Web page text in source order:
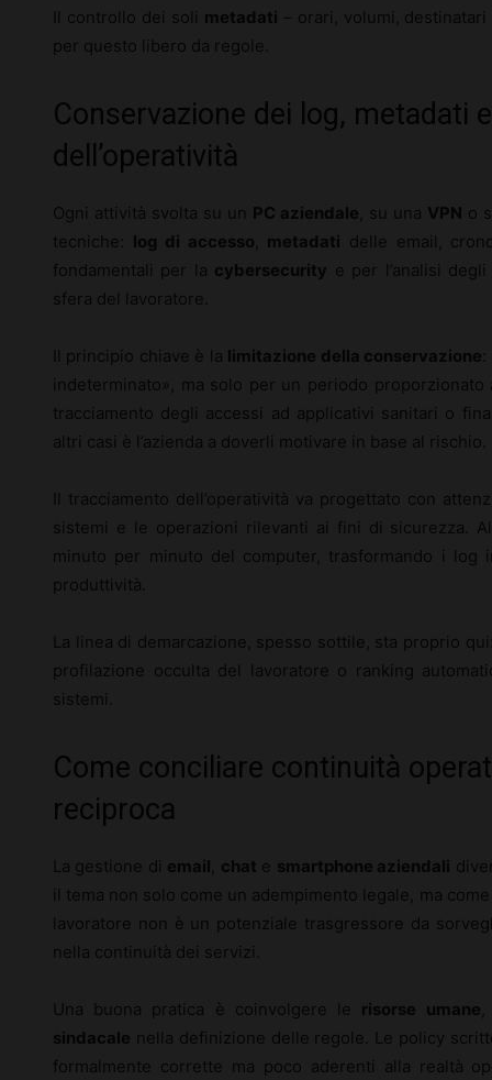
Il controllo dei soli metadati – orari, volumi,
per questo libero da regole.
Conservazione dei log, metadati
dell’operatività
Ogni attività svolta su un PC aziendale , su una VPN o
tecniche: log di accesso metadati delle email,
fondamentali per la cybersecurity e per l’analisi
sfera del lavoratore.
Il principio chiave è la limitazione della conservazione
indeterminato», ma solo per un periodo
tracciamento degli accessi ad applicativi sanitari o
altri casi è l’azienda a doverli motivare in base al rischio.
Il tracciamento dell’operatività va progettato con
sistemi e le operazioni rilevanti ai fini di sicurezza.
minuto per minuto del computer, trasformando i
produttività.
La linea di demarcazione, spesso sottile, sta proprio
profilazione occulta del lavoratore o ranking
sistemi.
Come conciliare continuità
reciproca
La gestione di email chat e smartphone aziendali
il tema non solo come un adempimento legale, ma
lavoratore non è un potenziale trasgressore da
nella continuità dei servizi.
Una buona pratica è coinvolgere le risorse umane
sindacale nella definizione delle regole. Le policy
formalmente corrette ma poco aderenti alla realtà